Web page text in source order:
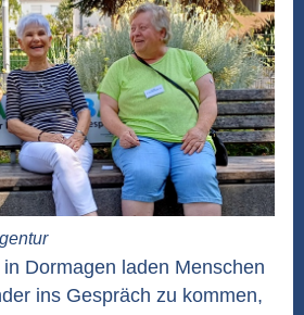
Dormagen laden Menschen
ins Gespräch zu kommen,